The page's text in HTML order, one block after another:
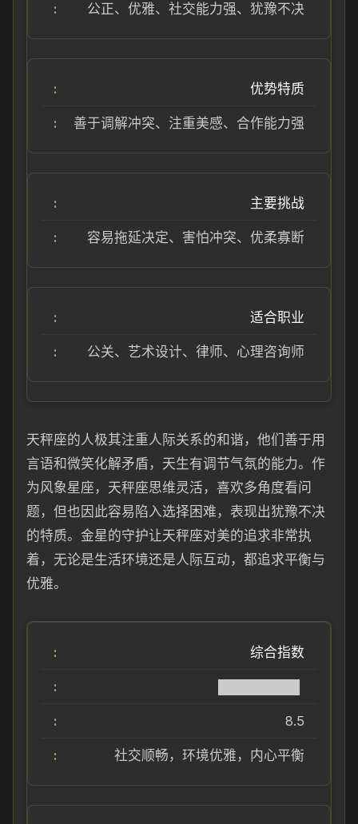
公正、优雅、社交能力强、犹豫不决
优势特质
善于调解冲突、注重美感、合作能力强
主要挑战
容易拖延决定、害怕冲突、优柔寡断
适合职业
公关、艺术设计、律师、心理咨询师
天秤座的人极其注重人际关系的和谐，他们善于用
言语和微笑化解矛盾，天生有调节气氛的能力。作
为风象星座，天秤座思维灵活，喜欢多角度看问
题，但也因此容易陷入选择困难，表现出犹豫不决
的特质。金星的守护让天秤座对美的追求非常执
着，无论是生活环境还是人际互动，都追求平衡与
优雅。
综合指数
8.5
社交顺畅，环境优雅，内心平衡